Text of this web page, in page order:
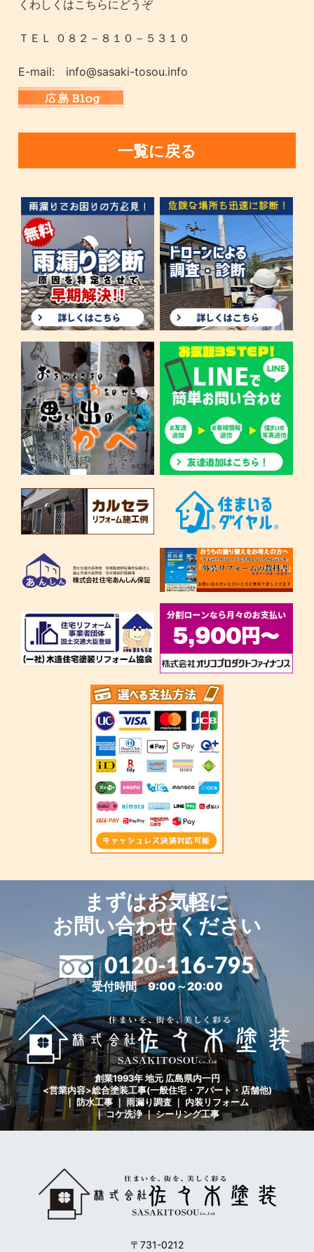
くわしくはこちらにどうぞ
ＴＥＬ ０８２－８１０－５３１０
E-mail: info@sasaki-tosou.info
一覧に戻る
まずはお気軽に
お問い合わせください
0120-116-795
受付時間 9:00～20:00
創業1993年 地元 広島県内一円
<営業内容>総合塗装工事(一般住宅・アパート・店舗他)
｜ 防水工事 ｜ 雨漏り調査 ｜ 内装リフォーム
｜ コケ洗浄 ｜ シーリング工事
〒731-0212